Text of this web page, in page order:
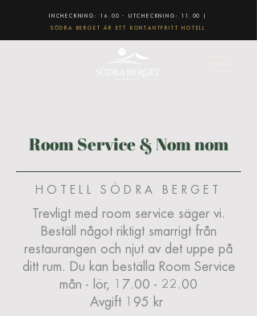
INCHECKNING: 16.00 - UTCHECKNING: 11.00 |
SÖDRA BERGET ÄR ETT KONTANTFRITT HOTELL
Room Service & Nom nom
HOTELL SÖDRA BERGET
Trevligt med room service säger vi.
Beställ något riktigt smarrigt från
restaurangen och njut av det uppe på
ditt rum. Du kan beställa Room Service
mån - lör,
17.00 - 22.00
Avgift 195 kr